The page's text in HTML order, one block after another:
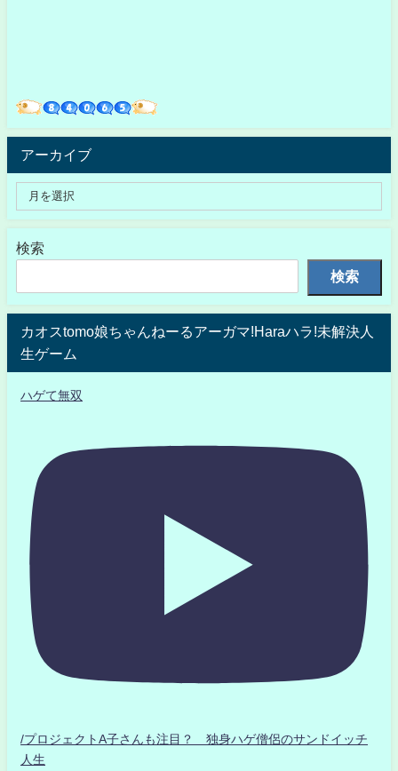
アーカイブ
検索
検索
カオスtomo娘ちゃんねーるアーガマ!Haraハラ!未解決人
生ゲーム
ハゲて無双
/プロジェクトA子さんも注目？ 独身ハゲ僧侶のサンドイッチ
人生